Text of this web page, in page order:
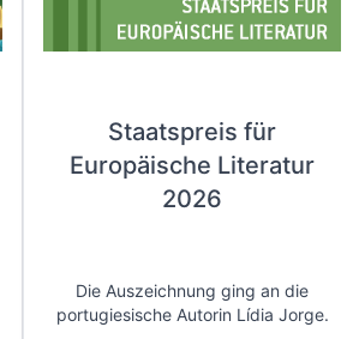
Staatspreis für
Europäische Literatur
2026
Die Auszeichnung ging an die
portugiesische Autorin Lídia Jorge.